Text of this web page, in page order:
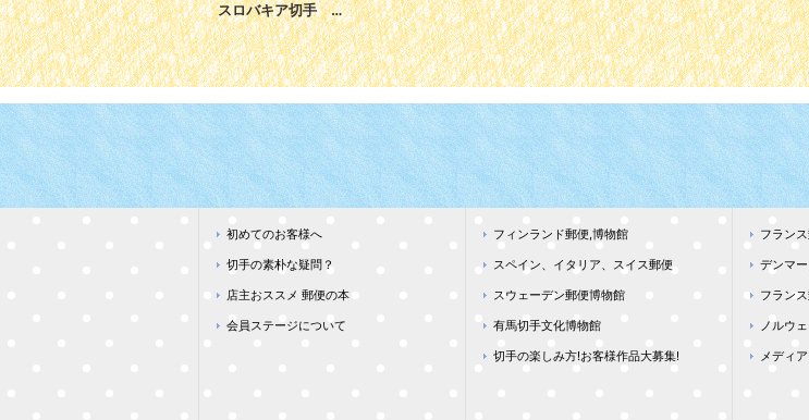
スロバキア切手 2003年 ヨーロッパ ネコ WWF 4種
初めてのお客様へ
切手の素朴な疑問？
店主おススメ 郵便の本
会員ステージについて
フィンランド郵便,博物館
スペイン、イタリア、スイス郵便
スウェーデン郵便博物館
有馬切手文化博物館
切手の楽しみ方!お客様作品大募集!
フラン
デンマ
フラン
ノルウ
メディ